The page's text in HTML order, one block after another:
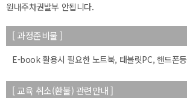
50m
원내주차권발부 안됩니다.
[ 과정준비물 ]
E-book 활용시 필요한 노트북, 태블릿PC, 핸드폰등
[ 교육 취소(환불) 관련안내 ]